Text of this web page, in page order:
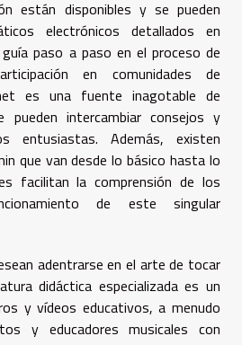
están disponibles y se pueden
electrónicos detallados en
paso a paso en el proceso de
en comunidades de
es una fuente inagotable de
pueden intercambiar consejos y
entusiastas. Además, existen
que van desde lo básico hasta lo
facilitan la comprensión de los
de este singular
adentrarse en el arte de tocar
didáctica especializada es un
y vídeos educativos, a menudo
y educadores musicales con